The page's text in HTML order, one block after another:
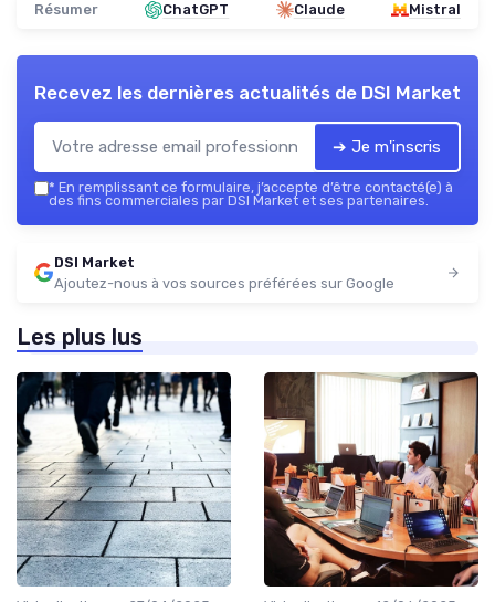
Résumer ChatGPT Claude Mistral
Recevez les dernières actualités de DSI Market
➔ Je m'inscris
* En remplissant ce formulaire, j’accepte d’être contacté(e) à
des fins commerciales par DSI Market et ses partenaires.
DSI Market
Ajoutez-nous à vos sources préférées sur Google
Les plus lus